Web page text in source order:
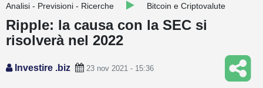
Trading
Analisi - Previsioni - Ricerche Bitcoin e Criptovalute
Ripple: la causa con la SEC si
risolverà nel 2022
Investire .biz 23 nov 2021 - 15:36